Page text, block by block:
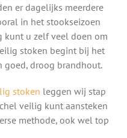
er dagelijks meerdere
in het stookseizoen
kunt u zelf veel doen om
stoken begint bij het
goed, droog brandhout.
stoken leggen wij stap
veilig kunt aansteken
methode, ook wel top